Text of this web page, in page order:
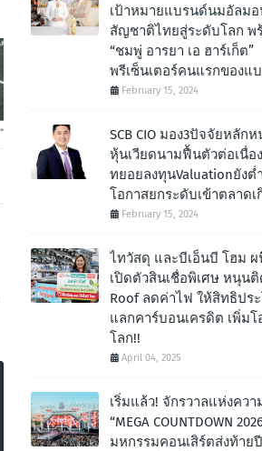
เป้าหมายแบรนด์นมอัลม
สัญชาติไทยสู่ระดับโลก พ
“ชมพู่ อารยา เอ ฮาร์เก็ต”
พรีเซ็นเตอร์คนแรกของแ
February 15, 2024
SCB CIO มอง3ปัจจัยหลัก
หุ้นเวียดนามฟื้นตัวต่อเนื่อ
ทยอยลงทุนValuationยังต่
โอกาสยกระดับเข้าตลาดเ
February 15, 2024
ไทวัสดุ และบีเอ็นบี โฮม ผ
เปิดตัวสินเชื่อพิเศษ หนุนติ
Roof ลดค่าไฟ ให้สิทธิปร
แลกคาร์บอนเครดิต เพิ่มโ
โลก!!
April 04, 2025
เริ่มแล้ว! จักรวาลแห่งคว
“MEGA COUNTDOWN
มหกรรมคอนเสิร์ตส่งท้าย